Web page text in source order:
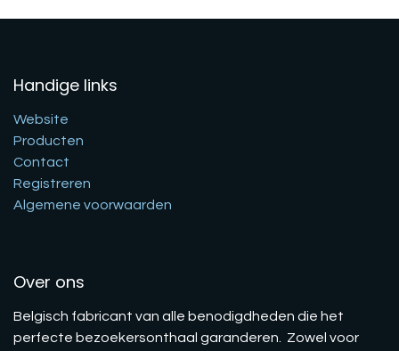
Handige links
Website
Producten
Contact
Registreren
Algemene voorwaarden
Over ons
Belgisch fabricant van alle benodigdheden die het
perfecte bezoekersonthaal garanderen. Zowel voor